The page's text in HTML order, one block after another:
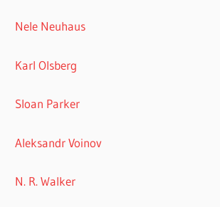
Nele Neuhaus
Karl Olsberg
Sloan Parker
Aleksandr Voinov
N. R. Walker